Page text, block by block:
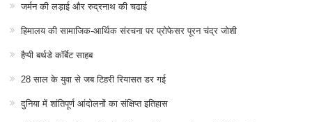
जर्मन की लड़ाई और रुद्रनाथ की चढाई
हिमालय की सामाजिक-आर्थिक संरचना पर प्रोफेसर पूरन चंद्र जोशी
हैप्पी बर्थडे कॉर्बेट साहब
28 साल के युवा से जब टिहरी रियासत डर गई
दुनिया में शांतिपूर्ण आंदोलनों का संक्षिप्त इतिहास